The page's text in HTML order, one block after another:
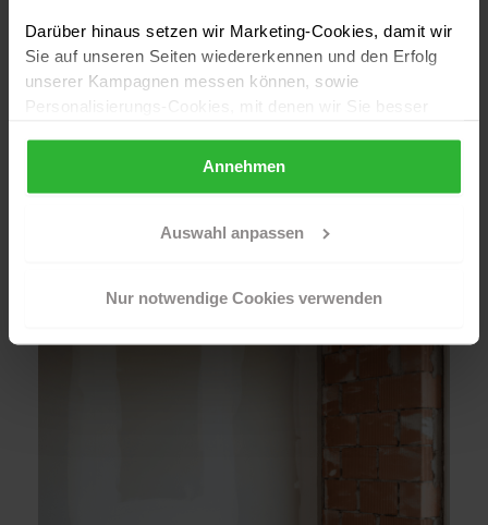
Darüber hinaus setzen wir Marketing-Cookies, damit wir
Sie auf unseren Seiten wiedererkennen und den Erfolg
unserer Kampagnen messen können, sowie
Personalisierungs-Cookies, mit denen wir Sie besser
jederzeit über Ihren Browser tun. Sie können natürlich
das Funktionieren unserer Seite zwingend erforderlich
Annehmen
Auswahl anpassen
Nur notwendige Cookies verwenden
Schwerpunkte sind Handwerkskosten, Sanierung und
Modernisierung, von Dach und Fassade bis Solar und
Energie. Ihr Steckenpferd sind die Zahlen: Was kostet
eine Handwerksleistung wirklich, und woran erkennt
Weiterlesen